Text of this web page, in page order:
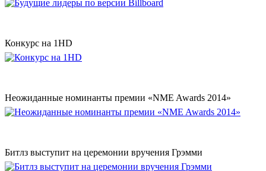
Конкурс на 1HD
Неожиданные номинанты премии «NME Awards 2014»
Битлз выступит на церемонии вручения Грэмми